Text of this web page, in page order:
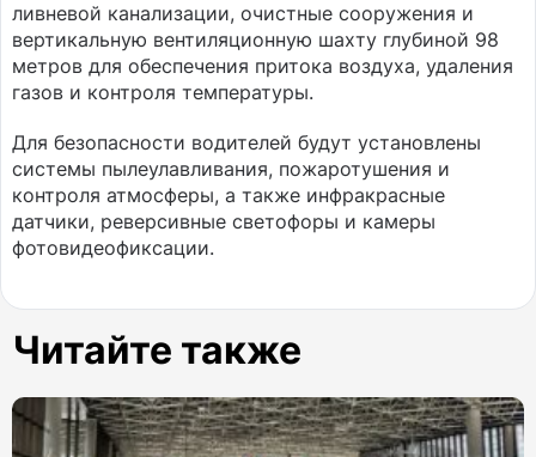
ливневой канализации, очистные сооружения и
вертикальную вентиляционную шахту глубиной 98
метров для обеспечения притока воздуха, удаления
газов и контроля температуры.
Для безопасности водителей будут установлены
системы пылеулавливания, пожаротушения и
контроля атмосферы, а также инфракрасные
датчики, реверсивные светофоры и камеры
фотовидеофиксации.
Читайте также